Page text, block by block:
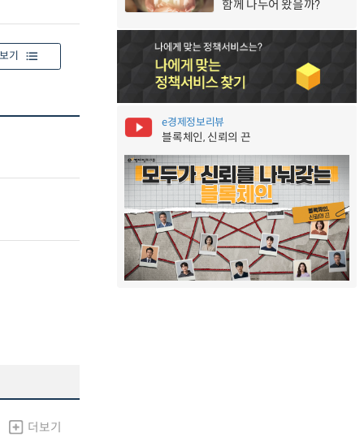
기
더보기
함께 나누어 왔을까?
e경제정보리뷰
블록체인, 신뢰의 끈